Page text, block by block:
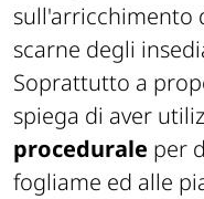
sull'arricchimento
scarne degli
Soprattutto a
spiega di aver
procedurale per
fogliame ed alle